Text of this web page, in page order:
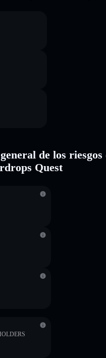
de los riesgos
Quest